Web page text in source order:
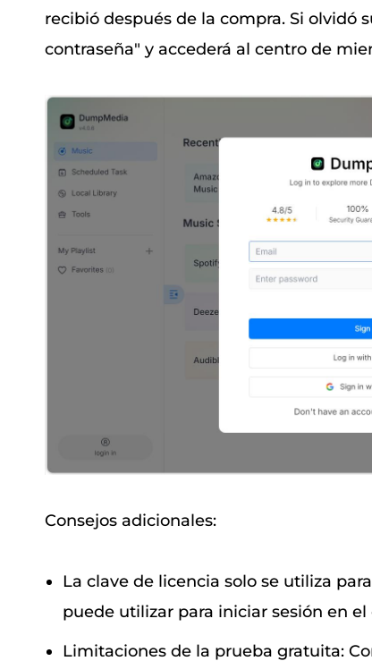
recibió después de la compra. Si olvidó
contraseña" y accederá al centro de
Consejos adicionales:
La clave de licencia solo se utiliza
puede utilizar para iniciar sesión en
Limitaciones de la prueba gratuita: